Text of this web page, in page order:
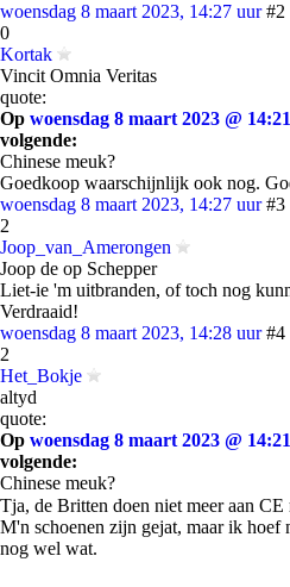
woensdag 8 maart 2023, 14:27 uur #2
0
Kortak
Vincit Omnia Veritas
quote:
Op woensdag 8 maart 2023 @ 14:21
volgende:
Chinese meuk?
Goedkoop waarschijnlijk ook nog.
woensdag 8 maart 2023, 14:27 uur #3
2
Joop_van_Amerongen
Joop de op Schepper
Liet-ie 'm uitbranden, of toch nog
Verdraaid!
woensdag 8 maart 2023, 14:28 uur #4
2
Het_Bokje
altyd
quote:
Op woensdag 8 maart 2023 @ 14:21
volgende:
Chinese meuk?
Tja, de Britten doen niet meer aan
M'n schoenen zijn gejat, maar ik hoef
nog wel wat.